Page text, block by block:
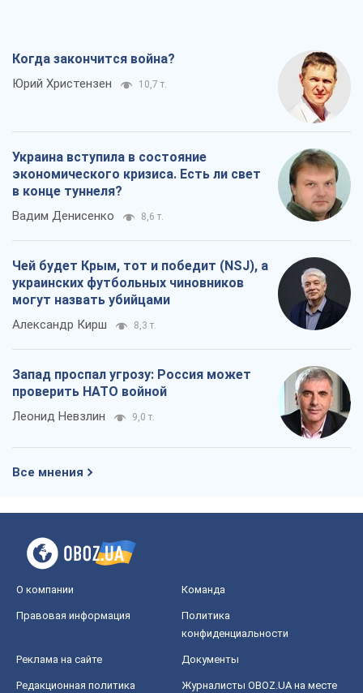
Когда закончится война?
Юрий Христензен 10,7 т.
Украина вступила в состояние
экономического кризиса. Есть ли свет
в конце туннеля?
Вадим Денисенко 8,6 т.
Чей будет Крым, тот и победит (NSJ), а
украинских футбольных чиновников
могут назвать убийцами
Александр Кирш 8,3 т.
Запад проспал угрозу: Россия может
проверить НАТО войной
Леонид Невзлин 9,0 т.
Все мнения
О компании Команда
Правовая информация
Политика
конфиденциальности
Реклама на сайте Документы
Редакционная политика
Журналисты OBOZ.UA на месте